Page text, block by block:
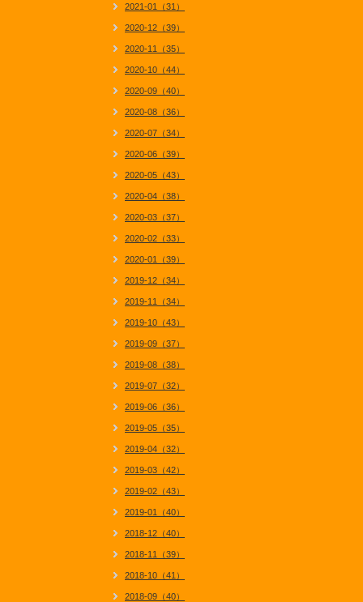
2021-01（31）
2020-12（39）
2020-11（35）
2020-10（44）
2020-09（40）
2020-08（36）
2020-07（34）
2020-06（39）
2020-05（43）
2020-04（38）
2020-03（37）
2020-02（33）
2020-01（39）
2019-12（34）
2019-11（34）
2019-10（43）
2019-09（37）
2019-08（38）
2019-07（32）
2019-06（36）
2019-05（35）
2019-04（32）
2019-03（42）
2019-02（43）
2019-01（40）
2018-12（40）
2018-11（39）
2018-10（41）
2018-09（40）